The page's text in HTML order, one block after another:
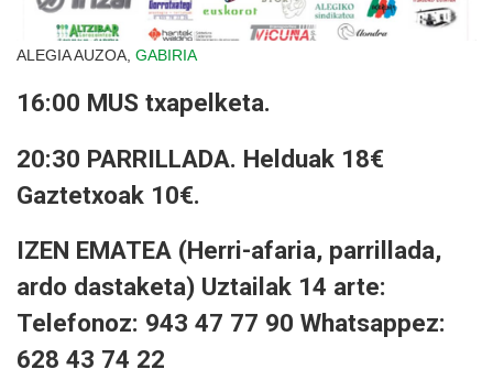
ALEGIA AUZOA, GABIRIA
16:00 MUS txapelketa.
20:30 PARRILLADA. Helduak 18€
Gaztetxoak 10€.
IZEN EMATEA (Herri-afaria, parrillada,
ardo dastaketa) Uztailak 14 arte:
Telefonoz: 943 47 77 90 Whatsappez:
628 43 74 22